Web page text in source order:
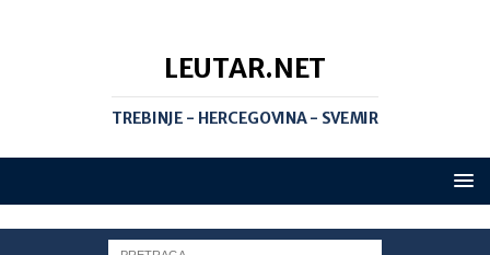
LEUTAR.NET
TREBINJE - HERCEGOVINA - SVEMIR